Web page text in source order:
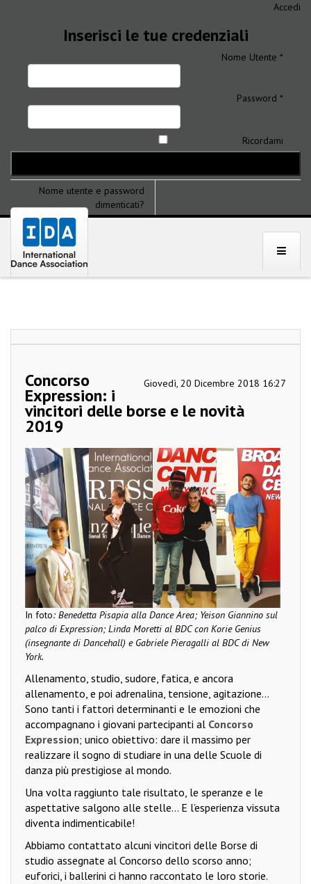
Accedi
Inserisci le tue credenziali
Nome Utente *
Password *
Ricordami
Nome utente e password
dimenticati?
Giovedì, 20 Dicembre 2018 16:27
Concorso
Expression: i
vincitori delle borse e le novità
2019
In foto: Benedetta Pisapia alla Dance Area; Yeison Giannino sul
palco di Expression; Linda Moretti al BDC con Korie Genius
(insegnante di Dancehall) e Gabriele Pieragalli al BDC di New
York.
Allenamento, studio, sudore, fatica, e ancora
allenamento, e poi adrenalina, tensione, agitazione…
Sono tanti i fattori determinanti e le emozioni che
accompagnano i giovani partecipanti al Concorso
Expression; unico obiettivo: dare il massimo per
realizzare il sogno di studiare in una delle Scuole di
danza più prestigiose al mondo.
Una volta raggiunto tale risultato, le speranze e le
aspettative salgono alle stelle… E l’esperienza vissuta
diventa indimenticabile!
Abbiamo contattato alcuni vincitori delle Borse di
studio assegnate al Concorso dello scorso anno;
euforici, i ballerini ci hanno raccontato le loro storie.